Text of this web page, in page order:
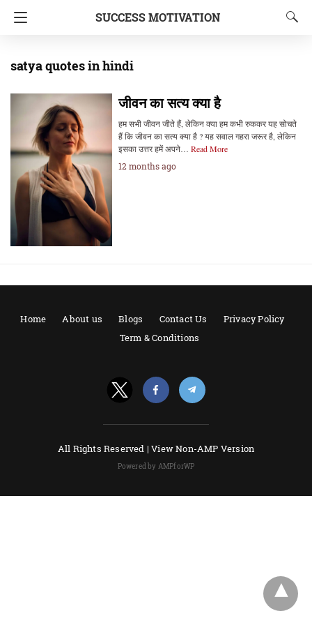
SUCCESS MOTIVATION
satya quotes in hindi
जीवन का सत्य क्या है
हम सभी जीवन जीते हैं, लेकिन क्या हम कभी रुककर यह सोचते
हैं कि जीवन का सत्य क्या है ? यह सवाल गहरा जरूर है, लेकिन
इसका उत्तर हमें अपने… Read More
12 months ago
Home About us Blogs Contact Us
Privacy Policy
Term & Conditions
All Rights Reserved |View Non-AMP Version
Powered by AMPforWP